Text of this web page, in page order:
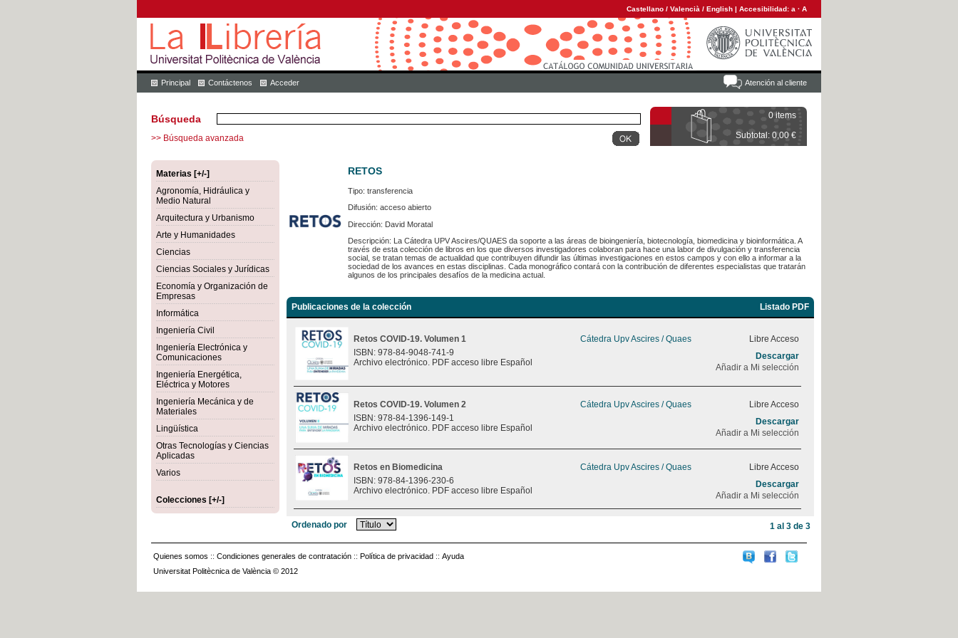
Castellano / Valencià / English | Accesibilidad: a · A
Atención al cliente
Principal Contáctenos Acceder
0 items
Subtotal: 0,00 €
Búsqueda
>> Búsqueda avanzada
Materias [+/-]
Agronomía, Hidráulica y
Medio Natural
Arquitectura y Urbanismo
Arte y Humanidades
Ciencias
Ciencias Sociales y Jurídicas
Economía y Organización de
Empresas
Informática
Ingeniería Civil
Ingeniería Electrónica y
Comunicaciones
Ingeniería Energética,
Eléctrica y Motores
Ingeniería Mecánica y de
Materiales
Lingüística
Otras Tecnologías y Ciencias
Aplicadas
Varios
Colecciones [+/-]
RETOS
Tipo: transferencia
Difusión: acceso abierto
Dirección: David Moratal
Descripción: La Cátedra UPV Ascires/QUAES da soporte a las áreas de bioingeniería, biotecnología, biomedicina y bioinformática. A
través de esta colección de libros en los que diversos investigadores colaboran para hace una labor de divulgación y transferencia
social, se tratan temas de actualidad que contribuyen difundir las últimas investigaciones en estos campos y con ello a informar a la
sociedad de los avances en estas disciplinas. Cada monográfico contará con la contribución de diferentes especialistas que tratarán
algunos de los principales desafíos de la medicina actual.
Publicaciones de la colección Listado PDF
Retos COVID-19. Volumen 1
ISBN: 978-84-9048-741-9
Archivo electrónico. PDF acceso libre Español
Cátedra Upv Ascires / Quaes
Libre Acceso
Descargar
Añadir a Mi selección
Retos COVID-19. Volumen 2
ISBN: 978-84-1396-149-1
Archivo electrónico. PDF acceso libre Español
Cátedra Upv Ascires / Quaes
Libre Acceso
Descargar
Añadir a Mi selección
Retos en Biomedicina
ISBN: 978-84-1396-230-6
Archivo electrónico. PDF acceso libre Español
Cátedra Upv Ascires / Quaes
Libre Acceso
Descargar
Añadir a Mi selección
Ordenado por 1 al 3 de 3
Quienes somos :: Condiciones generales de contratación :: Política de privacidad :: Ayuda
Universitat Politècnica de València © 2012